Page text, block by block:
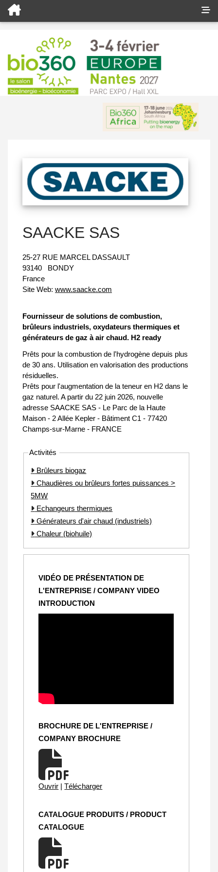
SAACKE SAS
25-27 RUE MARCEL DASSAULT
93140
BONDY
France
Site Web: www.saacke.com
Fournisseur de solutions de combustion,
brûleurs industriels, oxydateurs thermiques et
générateurs de gaz à air chaud. H2 ready
Prêts pour la combustion de l'hydrogène depuis plus
de 30 ans. Utilisation en valorisation des productions
résiduelles.
Prêts pour l'augmentation de la teneur en H2 dans le
gaz naturel. A partir du 22 juin 2026, nouvelle
adresse SAACKE SAS - Le Parc de la Haute
Maison - 2 Allée Kepler - Bâtiment C1 - 77420
Champs-sur-Marne - FRANCE
Activités
Brûleurs biogaz
Chaudières ou brûleurs fortes puissances >
5MW
Echangeurs thermiques
Générateurs d'air chaud (industriels)
Chaleur (biohuile)
VIDÉO DE PRÉSENTATION DE
L'ENTREPRISE / COMPANY VIDEO
INTRODUCTION
BROCHURE DE L'ENTREPRISE /
COMPANY BROCHURE
Ouvrir | Télécharger
CATALOGUE PRODUITS / PRODUCT
CATALOGUE